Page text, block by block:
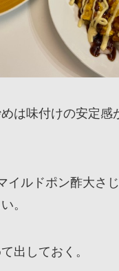
は味付けの安定感
イルドポン酢大さ
。
出しておく。